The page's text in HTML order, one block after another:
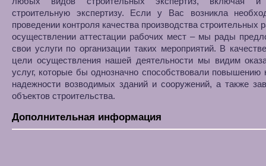
строительную экспертизу. Если у Вас возникла
проведении контроля качества производства строительных
осуществлении аттестации рабочих мест – мы рады
свои услуги по организации таких мероприятий. В
цели осуществления нашей деятельности мы видим
услуг, которые бы однозначно способствовали повышению
надежности возводимых зданий и сооружений, а также
объектов строительства.
Дополнительная информация